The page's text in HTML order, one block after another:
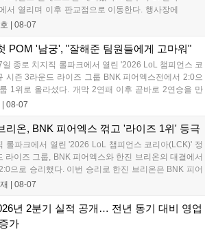
서 열리며 이후 판교점으로 이동한다. 행사장에
무대 존이 마련됐으며 8일 오후 2시 인비테이셔
정이 준비되어 있다. 사전 예약은 조기 마감될
고 있다....
08-07
POM '남궁', "잘해준 팀원들에게 고마워"
일 종로 치지직 롤파크에서 열린 '2026 LoL 챔피언스 코
시즌 3라운드 라이즈 그룹 BNK 피어엑스전에서 2:0으
1위로 올라섰다. 개막 2연패 이후 곧바로 2연승을 만
질 4라운드에 대한 기대감을 올렸다. 다음은 이날 데뷔
08-07
리온, BNK 피어엑스 꺾고 '라이즈 1위' 등극
롤파크에서 열린 '2026 LoL 챔피언스 코리아(LCK)' 정
라이즈 그룹, BNK 피어엑스와 한진 브리온의 대결에서
으로 승리했다. 이번 승리로 한진 브리온은 BNK 피어
이즈 그룹 1위로 올라섰다. 1세트, 한진 브리온이 '로머'
08-07
년 2분기 실적 공개… 전년 동기 대비 영업
가